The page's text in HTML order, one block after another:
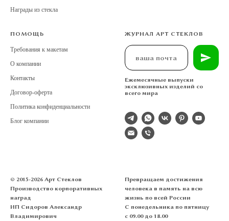
Награды из стекла
ПОМОЩЬ
Требования к макетам
О компании
Контакты
Договор-оферта
Политика конфиденциальности
Блог компании
ЖУРНАЛ АРТ СТЕКЛОВ
Ежемесячные выпуски
эксклюзивных изделий со
всего мира
© 2015-2026 Арт Стеклов
Производство корпоративных
наград
ИП Сидоров Александр
Владимирович
Превращаем достижения
человека в память на всю
жизнь по всей России
С понедельника по пятницу
с 09.00 до 18.00